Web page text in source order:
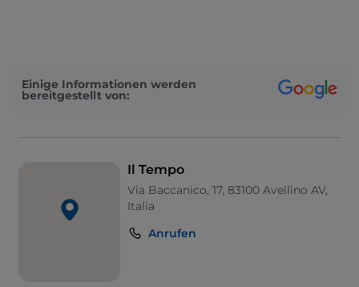
Einige Informationen werden
bereitgestellt von:
Il Tempo
Via Baccanico, 17, 83100 Avellino AV,
Italia
Anrufen